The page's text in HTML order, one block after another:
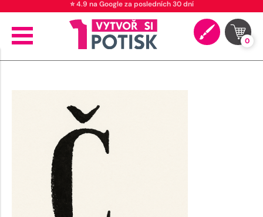
⭐ 4.9 na Google za posledních 30 dní
0